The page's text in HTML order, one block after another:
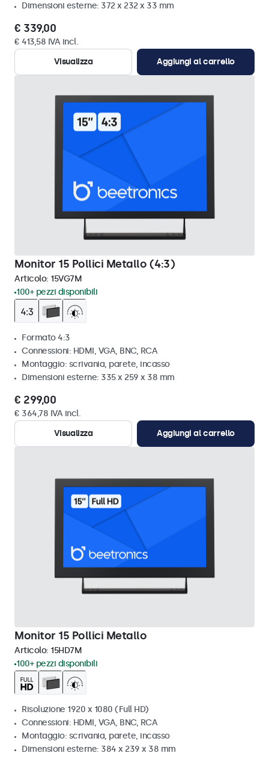
Dimensioni esterne: 372 x 232 x 33 mm
€ 339,00
€ 413,58 IVA incl.
Visualizza
Aggiungi al carrello
Monitor 15 Pollici Metallo (4:3)
Articolo: 15VG7M
100+ pezzi disponibili
Formato 4:3
Connessioni: HDMI, VGA, BNC, RCA
Montaggio: scrivania, parete, incasso
Dimensioni esterne: 335 x 259 x 38 mm
€ 299,00
€ 364,78 IVA incl.
Visualizza
Aggiungi al carrello
Monitor 15 Pollici Metallo
Articolo: 15HD7M
100+ pezzi disponibili
Risoluzione 1920 x 1080 (Full HD)
Connessioni: HDMI, VGA, BNC, RCA
Montaggio: scrivania, parete, incasso
Dimensioni esterne: 384 x 239 x 38 mm